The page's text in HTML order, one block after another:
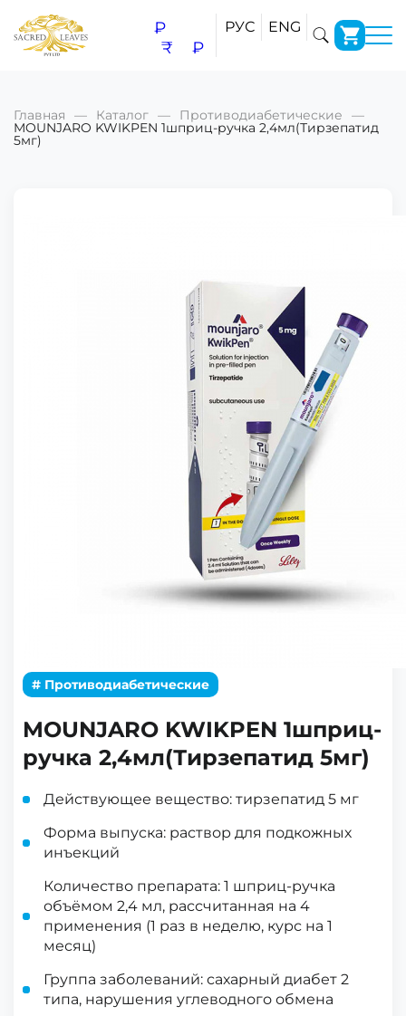
₽
₹
₽
РУС ENG
Главная Каталог Противодиабетические
MOUNJARO KWIKPEN 1шприц-ручка 2,4мл(Тирзепатид
5мг)
# Противодиабетические
MOUNJARO KWIKPEN 1шприц-
ручка 2,4мл(Тирзепатид 5мг)
Действующее вещество: тирзепатид 5 мг
Форма выпуска: раствор для подкожных
инъекций
Количество препарата: 1 шприц-ручка
объёмом 2,4 мл, рассчитанная на 4
применения (1 раз в неделю, курс на 1
месяц)
Группа заболеваний: сахарный диабет 2
типа, нарушения углеводного обмена